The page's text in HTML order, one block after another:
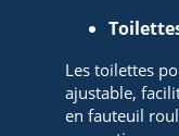
Les toilettes
ajustable,
en fauteuil